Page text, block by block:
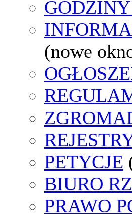
(nowe
PETYCJE
BIURO
PRAWO